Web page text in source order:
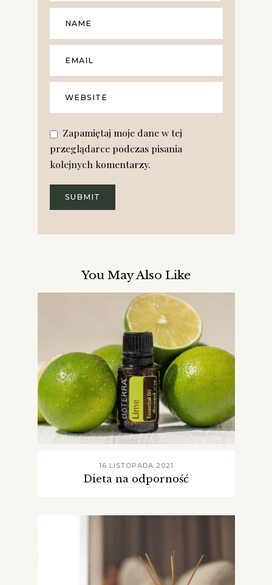
Zapamiętaj moje dane w tej
przeglądarce podczas pisania
kolejnych komentarzy.
You May Also Like
16 LISTOPADA 2021
Dieta na odporność